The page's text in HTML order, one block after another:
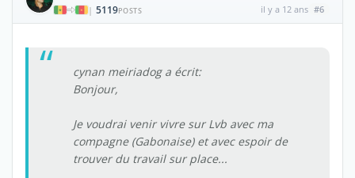
| 5119POSTS il y a 12 ans #6
cynan meiriadog a écrit:
Bonjour,
Je voudrai venir vivre sur Lvb avec ma
compagne (Gabonaise) et avec espoir de
trouver du travail sur place...